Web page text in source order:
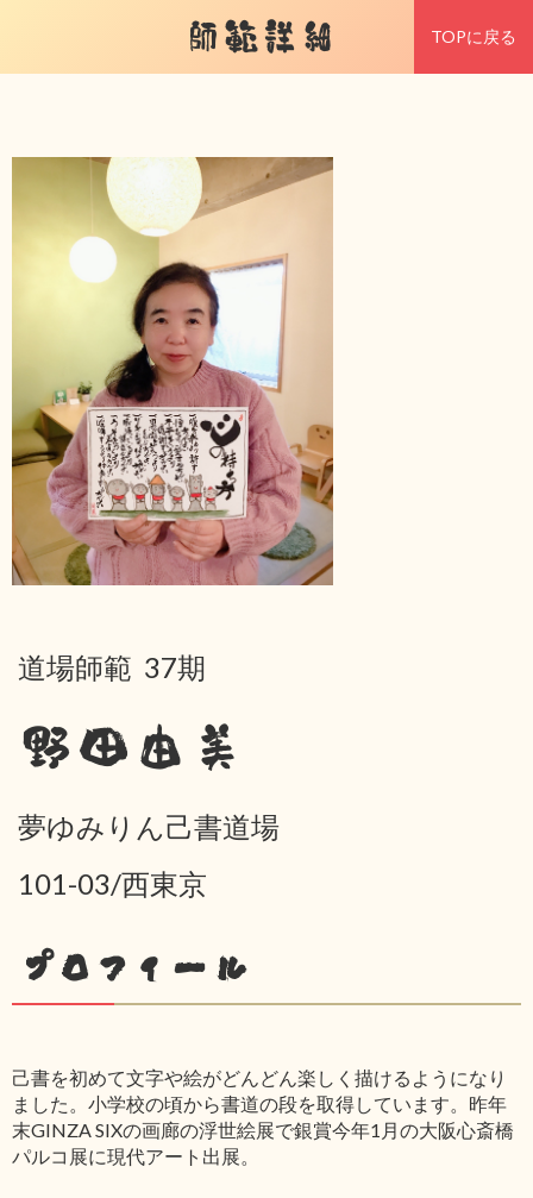
師範詳細 TOPに戻る
道場師範 37期
野田由美
夢ゆみりん己書道場
101-03/西東京
プロフィール
己書を初めて文字や絵がどんどん楽しく描けるようになり
ました。小学校の頃から書道の段を取得しています。昨年
末GINZA SIXの画廊の浮世絵展で銀賞今年1月の大阪心斎橋
パルコ展に現代アート出展。